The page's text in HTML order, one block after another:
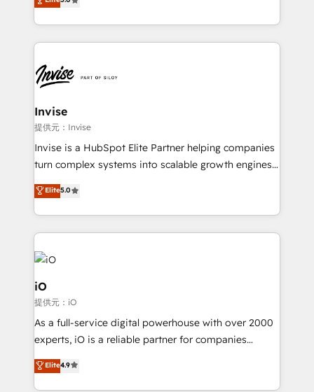
much Benelux companies as possible to be
bespoke approach for every client. Services include
business growth strategies, sales enablement, CRM
set-up, Migrations, Integrations, Enterprise level
Ops Hub Software, inbound marketing strategy,
content strategies, branding, HubSpot CMS,
bespoke web apps and growth driven design
websites. Experienced in helping Global B2B
Manufacturers, Fintech, Professional Services, IT and
SaaS industries.
Invise
提供元：Invise
Invise is a HubSpot Elite Partner helping companies
turn complex systems into scalable growth engines.
We combine strategy, technology and change
management to drive measurable results. As part of
the fast-growing Siloy Group, we unite more than
250+ HubSpot experts across Europe – ready to
build a CRM architecture optimized to support your
business goals. Talk to us if you’re looking to: -
Connect marketing, sales and operations around one
reliable source of truth - Unlock the full value of your
CRM and marketing data, not just implement a
system - Accelerate impact with a partner who
Elite5.0
iO
提供元：iO
As a full-service digital powerhouse with over 2000
experts, iO is a reliable partner for companies
looking to strengthen their position in the fields of
marketing, technology, content, strategy and
Elite4.9